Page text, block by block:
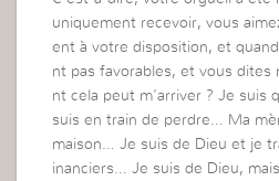
uniquement recevoir, vous
ent à votre disposition, et
nt pas favorables, et vous dites
nt cela peut m’arriver ? Je suis
suis en train de perdre… Ma
maison… Je suis de Dieu et je
inanciers… Je suis de Dieu,